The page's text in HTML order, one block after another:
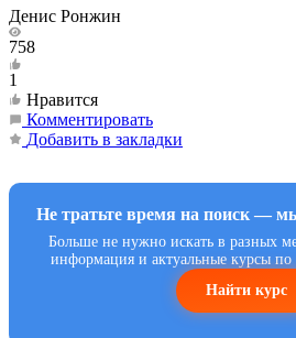
Денис Ронжин
758
1
Нравится
Комментировать
Добавить в закладки
Не тратьте время на поиск —
Больше не нужно искать в разных
информация и актуальные курсы по
Найти курс